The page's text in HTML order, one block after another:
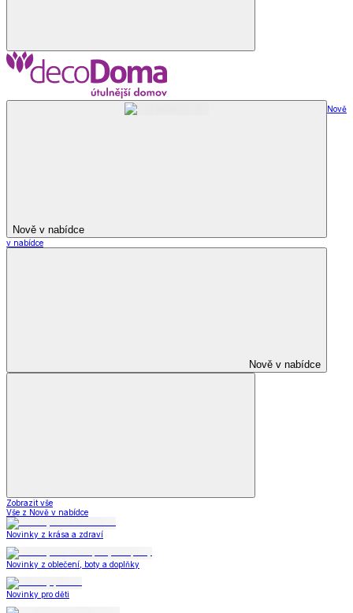
Nově v nabídce
Nově
v nabídce
Nově v nabídce
Zobrazit vše
Vše z Nově v nabídce
Novinky z krása a zdraví
Novinky z oblečení, boty a doplňky
Novinky pro děti